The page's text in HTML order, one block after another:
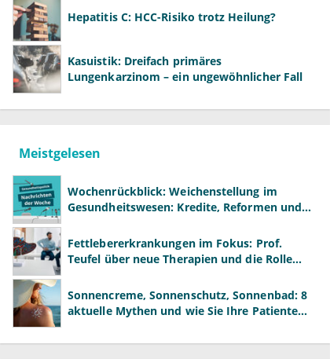
Hepatitis C: HCC-Risiko trotz Heilung?
Kasuistik: Dreifach primäres
Lungenkarzinom – ein ungewöhnlicher Fall
Meistgelesen
Wochenrückblick: Weichenstellung im
Gesundheitswesen: Kredite, Reformen und
Fettlebererkrankungen im Fokus: Prof.
Teufel über neue Therapien und die Rolle
Sonnencreme, Sonnenschutz, Sonnenbad: 8
aktuelle Mythen und wie Sie Ihre Patienten